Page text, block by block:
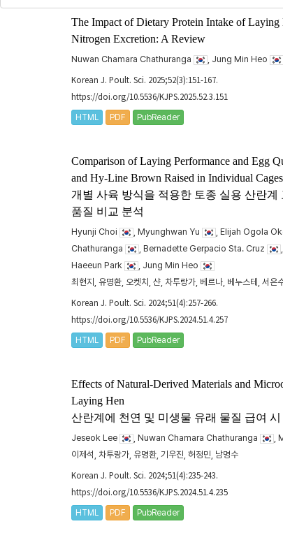
The Impact of Dietary Protein Intake of Laying
Nitrogen Excretion: A Review
Nuwan Chamara Chathuranga , Jung Min Heo
Korean J. Poult. Sci. 2025;52(3):151-167.
https://doi.org/10.5536/KJPS.2025.52.3.151
HTML PDF PubReader
Comparison of Laying Performance and Egg
and Hy-Line Brown Raised in Individual Cages
개별 사육 방식을 적용한 토종 실용 산란
품질 비교 분석
Hyunji Choi , Myunghwan Yu , Elijah Ogola
Chathuranga
, Bernadette Gerpacio Sta. Cruz
Haeeun Park
, Jung Min Heo
최현지, 유명환, 오켓치, 샨, 차투랑가, 베르나, 베누스테, 서은
Korean J. Poult. Sci. 2024;51(4):257-266.
https://doi.org/10.5536/KJPS.2024.51.4.257
HTML PDF PubReader
Effects of Natural-Derived Materials and
Laying Hen
산란계에 천연 및 미생물 유래 물질 급여
Jeseok Lee , Nuwan Chamara Chathuranga ,
이제석, 차투랑가, 유명환, 기우진, 허정민, 남명수
Korean J. Poult. Sci. 2024;51(4):235-243.
https://doi.org/10.5536/KJPS.2024.51.4.235
HTML PDF PubReader